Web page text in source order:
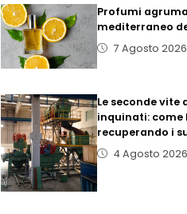
Profumi
mediterraneo
7 Agosto 2026
Le seconde
inquinati: come
recuperando i
4 Agosto 2026